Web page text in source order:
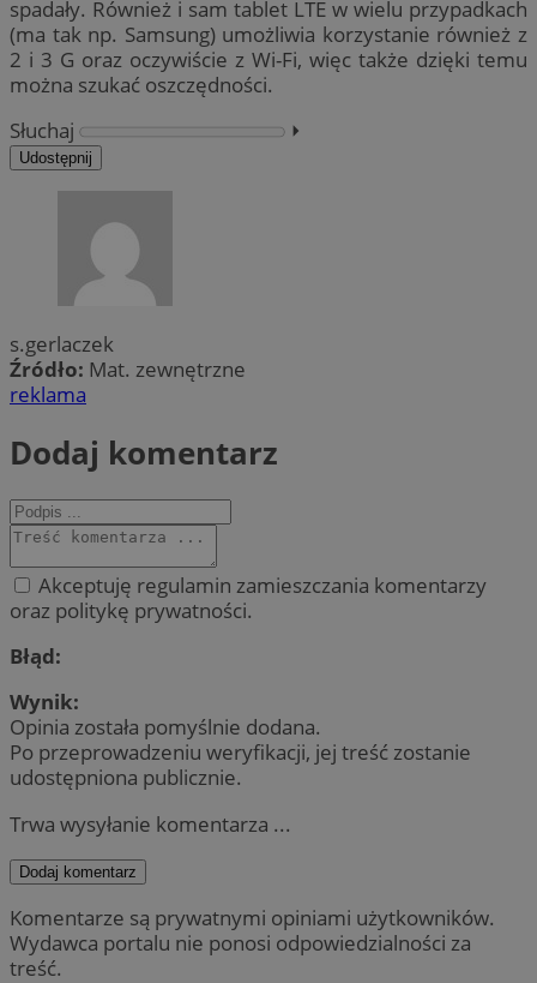
spadały. Również i sam tablet LTE w wielu przypadkach
(ma tak np. Samsung) umożliwia korzystanie również z
2 i 3 G oraz oczywiście z Wi-Fi, więc także dzięki temu
można szukać oszczędności.
Słuchaj
⏵︎
Udostępnij
s.gerlaczek
Źródło: Mat. zewnętrzne
reklama
Dodaj komentarz
Akceptuję regulamin zamieszczania komentarzy
oraz politykę prywatności.
Błąd:
Wynik:
Opinia została pomyślnie dodana.
Po przeprowadzeniu weryfikacji, jej treść zostanie
udostępniona publicznie.
Trwa wysyłanie komentarza ...
Dodaj komentarz
Komentarze są prywatnymi opiniami użytkowników.
Wydawca portalu nie ponosi odpowiedzialności za
treść.